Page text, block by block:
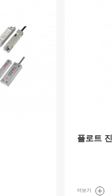
플로트
더보기